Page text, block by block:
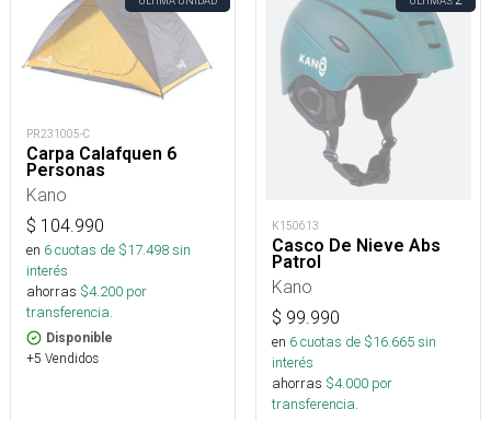
PR231005-C
Carpa Calafquen 6
Personas
Kano
$ 104.990
en 6cuotas de $17.498sin
interés
ahorras $4.200 por
transferencia.
Disponible
+5 Vendidos
K150613
Casco De Nieve Abs
Patrol
Kano
$ 99.990
en 6cuotas de $16.665sin
interés
ahorras $4.000 por
transferencia.